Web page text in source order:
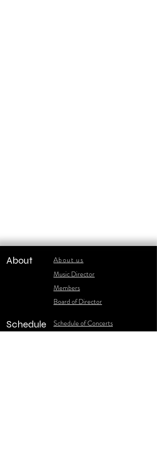
About
About us
​Music Director
​Members
Board of Director
Schedule
Schedule of Concerts